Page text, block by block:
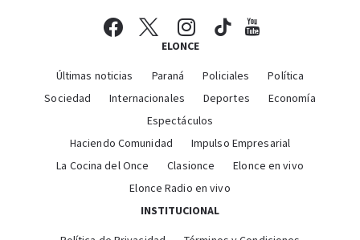
ELONCE
Últimas noticias Paraná Policiales
Política
Sociedad
Internacionales Deportes
Economía
Espectáculos
Haciendo Comunidad
Impulso Empresarial
La Cocina del Once
Clasionce
Elonce en vivo
Elonce Radio en vivo
INSTITUCIONAL